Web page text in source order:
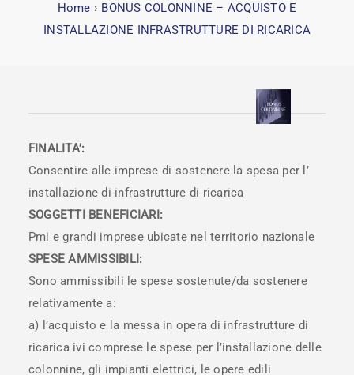
Home › BONUS COLONNINE – ACQUISTO E
INSTALLAZIONE INFRASTRUTTURE DI RICARICA
FINALITA’:
Consentire alle imprese di sostenere la spesa per l’
installazione di infrastrutture di ricarica
SOGGETTI BENEFICIARI:
Pmi e grandi imprese ubicate nel territorio nazionale
SPESE AMMISSIBILI:
Sono ammissibili le spese sostenute/da sostenere
relativamente a:
a) l’acquisto e la messa in opera di infrastrutture di
ricarica ivi comprese le spese per l’installazione delle
colonnine, gli impianti elettrici, le opere edili